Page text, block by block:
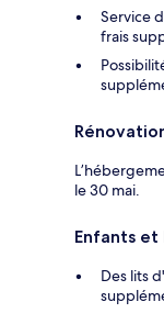
Service
frais
le 30 mai.
Enfants
Des lits